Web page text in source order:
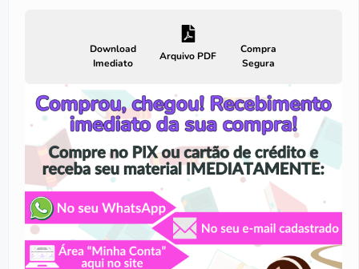
Download
Imediato
Arquivo PDF
Compra
Segura